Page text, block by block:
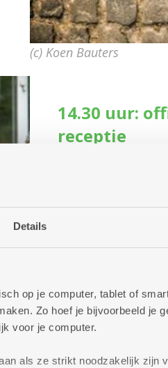
Details
op je computer, tablet of
Zo hoef je bijvoorbeeld je
voor je computer.
als ze strikt noodzakelijk zijn
(c) Koen Bauters
14.30 uur:
receptie
worden officieel
Baren, voorzitter
de directie van
Het plechtige
feestgebak. De
een gratis stuk